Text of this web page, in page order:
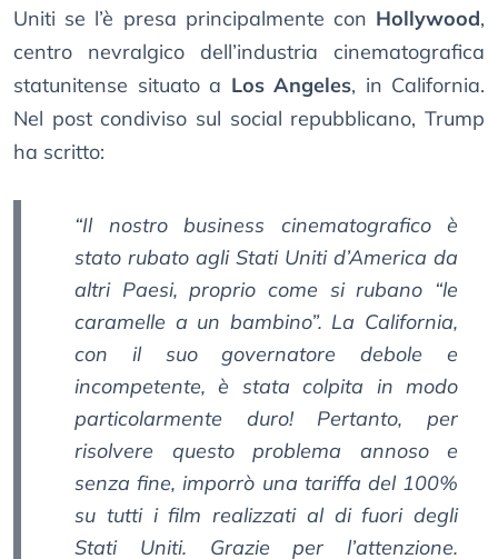
Uniti se l’è presa principalmente con Hollywood,
centro nevralgico dell’industria cinematografica
statunitense situato a Los Angeles, in California.
Nel post condiviso sul social repubblicano, Trump
ha scritto:
“Il nostro business cinematografico è
stato rubato agli Stati Uniti d’America da
altri Paesi, proprio come si rubano “le
caramelle a un bambino”. La California,
con il suo governatore debole e
incompetente, è stata colpita in modo
particolarmente duro! Pertanto, per
risolvere questo problema annoso e
senza fine, imporrò una tariffa del 100%
su tutti i film realizzati al di fuori degli
Stati Uniti. Grazie per l’attenzione.